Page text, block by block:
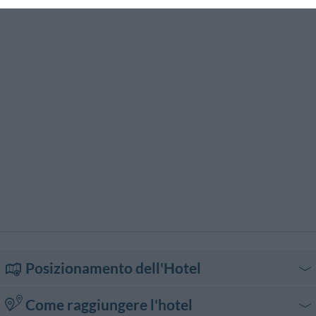
Posizionamento dell'Hotel
Come raggiungere l'hotel